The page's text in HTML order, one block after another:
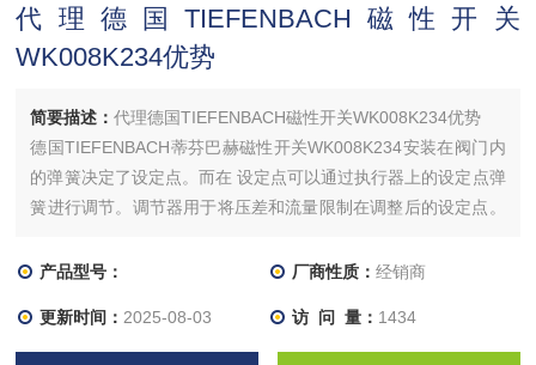
代理德国TIEFENBACH磁性开关
WK008K234优势
简要描述：代理德国TIEFENBACH磁性开关WK008K234优势
德国TIEFENBACH蒂芬巴赫磁性开关WK008K234安装在阀门内
的弹簧决定了设定点。而在 设定点可以通过执行器上的设定点弹
簧进行调节。调节器用于将压差和流量限制在调整后的设定点。
门。压力分配器中积累的压力低于集成增压阀的失活压力，该压
产品型号： 厂商性质： 经销商
更新时间： 2025-08-03 访 问 量： 1434